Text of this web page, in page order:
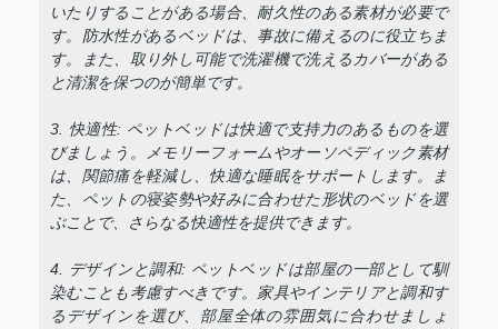
いたりすることがある場合、耐久性のある素材が必要で
す。防水性があるベッドは、事故に備えるのに役立ちま
す。また、取り外し可能で洗濯機で洗えるカバーがある
と清潔を保つのが簡単です。
3. 快適性: ペットベッドは快適で支持力のあるものを選
びましょう。メモリーフォームやオーソペディック素材
は、関節痛を軽減し、快適な睡眠をサポートします。ま
た、ペットの寝姿勢や好みに合わせた形状のベッドを選
ぶことで、さらなる快適性を提供できます。
4. デザインと調和: ペットベッドは部屋の一部として馴
染むことも考慮すべきです。家具やインテリアと調和す
るデザインを選び、部屋全体の雰囲気に合わせましょ